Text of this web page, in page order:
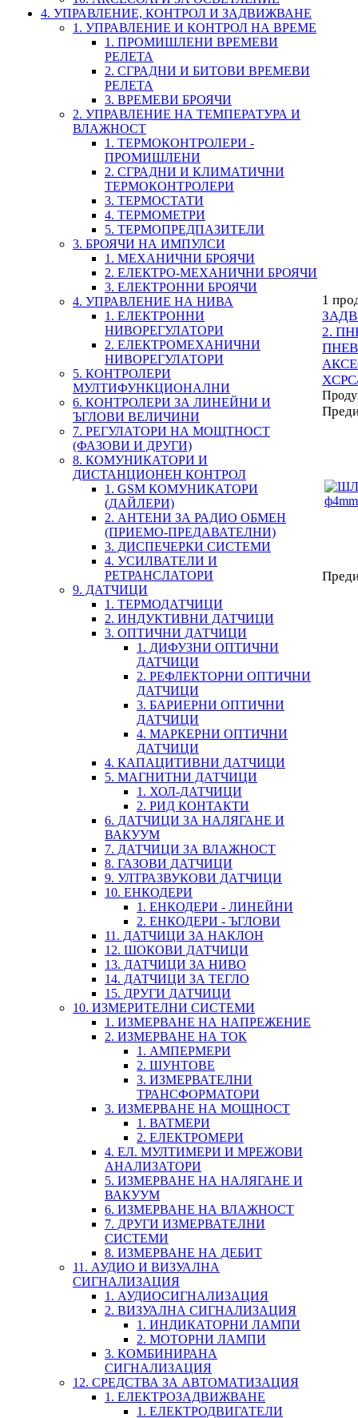
4. УПРАВЛЕНИЕ, КОНТРОЛ И ЗАДВИЖВАНЕ
1. УПРАВЛЕНИЕ И КОНТРОЛ НА ВРЕМЕ
1. ПРОМИШЛЕНИ ВРЕМЕВИ
РЕЛЕТА
2. СГРАДНИ И БИТОВИ ВРЕМЕВИ
РЕЛЕТА
3. ВРЕМЕВИ БРОЯЧИ
2. УПРАВЛЕНИЕ НА ТЕМПЕРАТУРА И
ВЛАЖНОСТ
1. ТЕРМОКОНТРОЛЕРИ -
ПРОМИШЛЕНИ
2. СГРАДНИ И КЛИМАТИЧНИ
ТЕРМОКОНТРОЛЕРИ
3. ТЕРМОСТАТИ
4. ТЕРМОМЕТРИ
5. ТЕРМОПРЕДПАЗИТЕЛИ
3. БРОЯЧИ НА ИМПУЛСИ
1. МЕХАНИЧНИ БРОЯЧИ
2. ЕЛЕКТРО-МЕХАНИЧНИ БРОЯЧИ
3. ЕЛЕКТРОННИ БРОЯЧИ
4. УПРАВЛЕНИЕ НА НИВА
1. ЕЛЕКТРОННИ
НИВОРЕГУЛАТОРИ
2. ЕЛЕКТРОМЕХАНИЧНИ
НИВОРЕГУЛАТОРИ
5. КОНТРОЛЕРИ
МУЛТИФУНКЦИОНАЛНИ
6. КОНТРОЛЕРИ ЗА ЛИНЕЙНИ И
ЪГЛОВИ ВЕЛИЧИНИ
7. РЕГУЛАТОРИ НА МОЩТНОСТ
(ФАЗОВИ И ДРУГИ)
8. КОМУНИКАТОРИ И
ДИСТАНЦИОНЕН КОНТРОЛ
1. GSM КОМУНИКАТОРИ
(ДАЙЛЕРИ)
2. АНТЕНИ ЗА РАДИО ОБМЕН
(ПРИЕМО-ПРЕДАВАТЕЛНИ)
3. ДИСПЕЧЕРКИ СИСТЕМИ
4. УСИЛВАТЕЛИ И
РЕТРАНСЛАТОРИ
9. ДАТЧИЦИ
1. ТЕРМОДАТЧИЦИ
2. ИНДУКТИВНИ ДАТЧИЦИ
3. ОПТИЧНИ ДАТЧИЦИ
1. ДИФУЗНИ ОПТИЧНИ
ДАТЧИЦИ
2. РЕФЛЕКТОРНИ ОПТИЧНИ
ДАТЧИЦИ
3. БАРИЕРНИ ОПТИЧНИ
ДАТЧИЦИ
4. МАРКЕРНИ ОПТИЧНИ
ДАТЧИЦИ
4. КАПАЦИТИВНИ ДАТЧИЦИ
5. МАГНИТНИ ДАТЧИЦИ
1. ХОЛ-ДАТЧИЦИ
2. РИД КОНТАКТИ
6. ДАТЧИЦИ ЗА НАЛЯГАНЕ И
ВАКУУМ
7. ДАТЧИЦИ ЗА ВЛАЖНОСТ
8. ГАЗОВИ ДАТЧИЦИ
9. УЛТРАЗВУКОВИ ДАТЧИЦИ
10. ЕНКОДЕРИ
1. ЕНКОДЕРИ - ЛИНЕЙНИ
2. ЕНКОДЕРИ - ЪГЛОВИ
11. ДАТЧИЦИ ЗА НАКЛОН
12. ШОКОВИ ДАТЧИЦИ
13. ДАТЧИЦИ ЗА НИВО
14. ДАТЧИЦИ ЗА ТЕГЛО
15. ДРУГИ ДАТЧИЦИ
10. ИЗМЕРИТЕЛНИ СИСТЕМИ
1. ИЗМЕРВАНЕ НА НАПРЕЖЕНИЕ
2. ИЗМЕРВАНЕ НА ТОК
1. АМПЕРМЕРИ
2. ШУНТОВЕ
3. ИЗМЕРВАТЕЛНИ
ТРАНСФОРМАТОРИ
3. ИЗМЕРВАНЕ НА МОЩНОСТ
1. ВАТМЕРИ
2. ЕЛЕКТРОМЕРИ
4. ЕЛ. МУЛТИМЕРИ И МРЕЖОВИ
АНАЛИЗАТОРИ
5. ИЗМЕРВАНЕ НА НАЛЯГАНЕ И
ВАКУУМ
6. ИЗМЕРВАНЕ НА ВЛАЖНОСТ
7. ДРУГИ ИЗМЕРВАТЕЛНИ
СИСТЕМИ
8. ИЗМЕРВАНЕ НА ДЕБИТ
11. АУДИО И ВИЗУАЛНА
СИГНАЛИЗАЦИЯ
1. АУДИОСИГНАЛИЗАЦИЯ
2. ВИЗУАЛНА СИГНАЛИЗАЦИЯ
1. ИНДИКАТОРНИ ЛАМПИ
2. МОТОРНИ ЛАМПИ
3. КОМБИНИРАНА
СИГНАЛИЗАЦИЯ
12. СРЕДСТВА ЗА АВТОМАТИЗАЦИЯ
1. ЕЛЕКТРОЗАДВИЖВАНЕ
1. ЕЛЕКТРОДВИГАТЕЛИ
1
2.